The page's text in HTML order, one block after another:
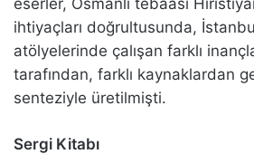
eserler, Osmanlı tebaası
ihtiyaçları doğrultusunda,
atölyelerinde çalışan farklı
tarafından, farklı kaynaklardan
senteziyle üretilmişti.
Sergi Kitabı